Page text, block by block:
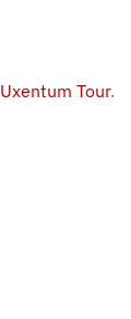
Uxentum Tour.